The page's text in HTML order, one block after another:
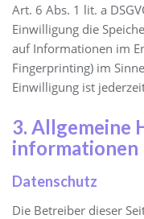
Art. 6 Abs. 1 lit. a
Einwilligung die
auf Informationen im
Fingerprinting) im
Einwilligung ist
3. Allgemeine
informationen
Datenschutz
Die Betreiber dieser